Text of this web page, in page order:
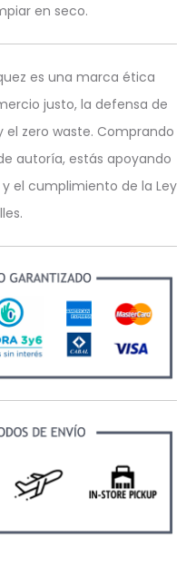
en seco.
es una marca ética
justo, la defensa de
el zero waste. Comprando
autoría, estás apoyando
el cumplimiento de la Ley